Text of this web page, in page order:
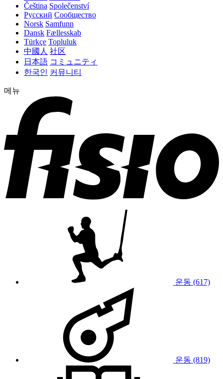
Čeština Společenství
Русский Сообщество
Norsk Samfunn
Dansk Fællesskab
Türkçe Topluluk
中國人 社区
日本語 コミュニティ
한국인 커뮤니티
메뉴
운동 (617)
운동 (819)